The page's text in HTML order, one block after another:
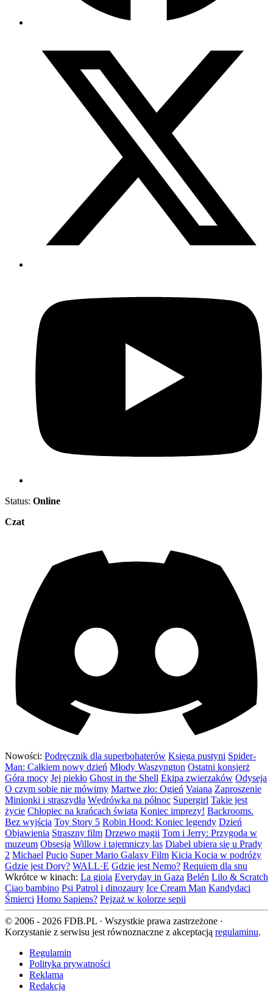
Status: Online
Czat
Nowości: Podręcznik dla superbohaterów Księga pustyni Spider-
Man: Całkiem nowy dzień Młody Waszyngton Ostatni konsjerż
Góra mocy Jej piekło Ghost in the Shell Ekipa zwierzaków Odyseja
O czym sobie nie mówimy Martwe zło: Ogień Vaiana Zaproszenie
Minionki i straszydła Wędrówka na północ Supergirl Takie jest
życie Chłopiec na krańcach świata Koniec imprezy! Backrooms.
Bez wyjścia Toy Story 5 Robin Hood: Koniec legendy Dzień
Objawienia Straszny film Drzewo magii Tom i Jerry: Przygoda w
muzeum Obsesja Willow i tajemniczy las Diabeł ubiera się u Prady
2 Michael Pucio Super Mario Galaxy Film Kicia Kocia w podróży
Gdzie jest Dory? WALL·E Gdzie jest Nemo? Requiem dla snu
Wkrótce w kinach: La gioia Everyday in Gaza Belén Lilo & Scratch
Ciao bambino Psi Patrol i dinozaury Ice Cream Man Kandydaci
Śmierci Homo Sapiens? Pejzaż w kolorze sepii
© 2006 - 2026 FDB.PL · Wszystkie prawa zastrzeżone ·
Korzystanie z serwisu jest równoznaczne z akceptacją regulaminu.
Regulamin
Polityka prywatności
Reklama
Redakcja